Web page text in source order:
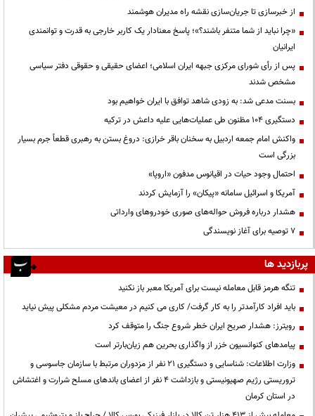
از خبرسازی تا جریان‌سازی نقشه راه مدیران هوشمند
«چرا نباید از شما متنفر باشند؟»؛ پاسخ معنادار یک کاربر خارجی به قدرت و توانمندی
ایرانیان
پس از رأی شورای مرکزی جبهه ایران اسلامی؛ اعضای حقیقی و حقوقی دفتر سیاسی
مشخص شدند
بسنت مدعی شد: به زودی شاهد توافق با ایران خواهیم بود
دستگیری ۱۰۴ مظنون طی عملیات‌هایی علیه داعش در ترکیه
واکنش امام جمعه اردبیل به سخنان باقر خرازی: دروغ بستن به رهبری قطعاً جرم بسیار
بزرگی است
احتمال وجود حیات در اقیانوس مدفون «اروپا»
آمریکا و اسرائیل سامانه «پیکان» را آزمایش کردند
هشدار درباره فروش حواله‌های صوری خودروهای وارداتی
۷ توصیه برای آغاز نویسندگی
پربازدید ها
تنگه هرمز قابل معامله نیست برای آمریکا معبر باز نکنید
باید افراد کارآمدتر را به کار گرفت/ کاری می کنیم در معیشت مردم مشکلی پیش نیاید
رویترز: هشدار صریح ایران خطر شروع جنگ را متوقف کرد
پیامدهای کنوانسیون خزر از واگذاری بحرین هم زیان‌بارتر است
وزارت اطلاعات: شناسایی و دستگیری ۲۱ نفر از مزدوران مرتبط با سازمان جاسوسی و
تروریستی رژیم صهیونیستی و بازداشت ۴ نفر از اعضای باندهای مسلح شرارت و اغتشاش
در استان کرمان